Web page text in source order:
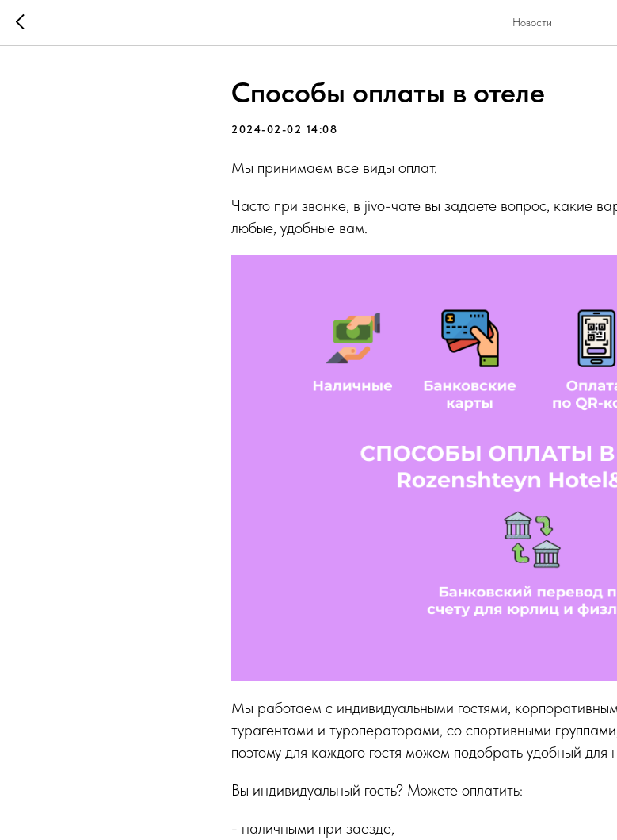
Новости
Способы оплаты в отеле
2024-02-02 14:08
Мы принимаем все виды оплат.
Часто при звонке, в jivo-чате вы задаете вопрос, какие
любые, удобные вам.
Мы работаем с индивидуальными гостями,
турагентами и туроператорами, со спортивными
поэтому для каждого гостя можем подобрать удобный для
Вы индивидуальный гость? Можете оплатить:
- наличными при заезде,